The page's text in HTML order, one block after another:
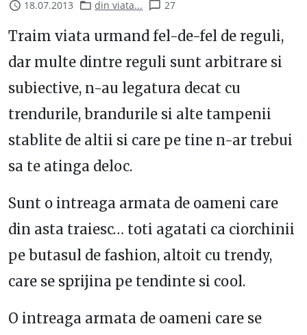
18.07.2013 din viata... 27
Traim viata urmand fel-de-fel de reguli,
dar multe dintre reguli sunt arbitrare si
subiective, n-au legatura decat cu
trendurile, brandurile si alte tampenii
stablite de altii si care pe tine n-ar trebui
sa te atinga deloc.
Sunt o intreaga armata de oameni care
din asta traiesc… toti agatati ca ciorchinii
pe butasul de fashion, altoit cu trendy,
care se sprijina pe tendinte si cool.
O intreaga armata de oameni care se